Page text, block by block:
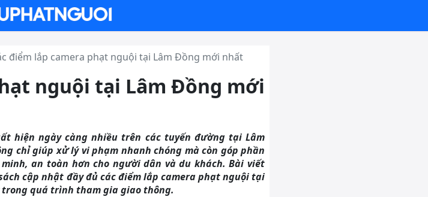
điểm lắp camera phạt nguội tại Lâm Đồng mới nhất
nguội tại Lâm Đồng mới
hiện ngày càng nhiều trên các tuyến đường tại Lâm
chỉ giúp xử lý vi phạm nhanh chóng mà còn góp phần
an toàn hơn cho người dân và du khách. Bài viết
cập nhật đầy đủ các điểm lắp camera phạt nguội tại
quá trình tham gia giao thông.